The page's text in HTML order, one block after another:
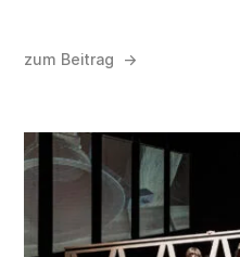
zum Beitrag →